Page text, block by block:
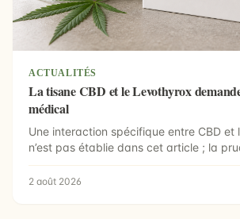
ACTUALITÉS
La tisane CBD et le Levothyrox
médical
Une interaction spécifique entre CBD et
n’est pas établie dans cet article ; la
2 août 2026